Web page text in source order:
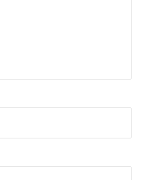
Djimon Hounsou
มง 12 นาที